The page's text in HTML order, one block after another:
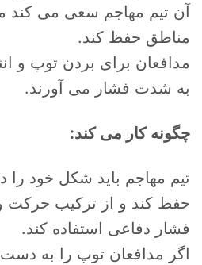
آن تیم مهاجم سعی می کند
مناطق حفظ کند.
مدافعان برای بردن توپ و
به شدت فشار می آورند.
چگونه کار می کند:
تیم مهاجم باید شکل خود
حفظ کند و از ترکیب حرکت
فشار دفاعی استفاده کند.
اگر مدافعان توپ را به